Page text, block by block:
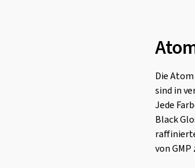
Die
sind in
Jede
Black
von